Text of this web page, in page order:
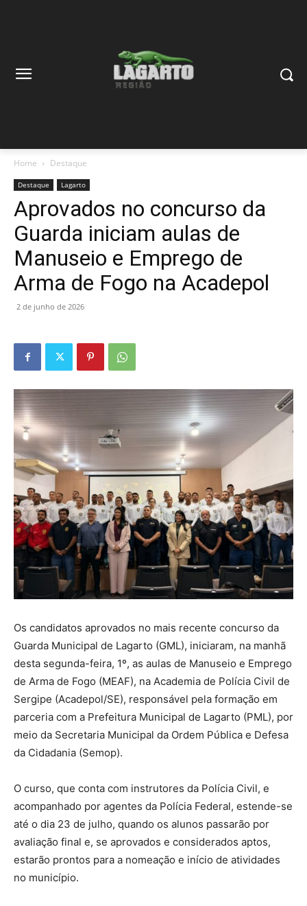
Home Destaque
Destaque Lagarto
Aprovados no concurso da
Guarda iniciam aulas de
Manuseio e Emprego de
Arma de Fogo na Acadepol
2 de junho de 2026
Os candidatos aprovados no mais recente concurso da
Guarda Municipal de Lagarto (GML), iniciaram, na manhã
desta segunda-feira, 1º, as aulas de Manuseio e Emprego
de Arma de Fogo (MEAF), na Academia de Polícia Civil de
Sergipe (Acadepol/SE), responsável pela formação em
parceria com a Prefeitura Municipal de Lagarto (PML), por
meio da Secretaria Municipal da Ordem Pública e Defesa
da Cidadania (Semop).
O curso, que conta com instrutores da Polícia Civil, e
acompanhado por agentes da Polícia Federal, estende-se
até o dia 23 de julho, quando os alunos passarão por
avaliação final e, se aprovados e considerados aptos,
estarão prontos para a nomeação e início de atividades
no município.